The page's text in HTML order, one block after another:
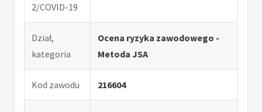
2/COVID-19
Dział,
kategoria
Ocena ryzyka zawodowego -
Metoda JSA
Kod zawodu 216604